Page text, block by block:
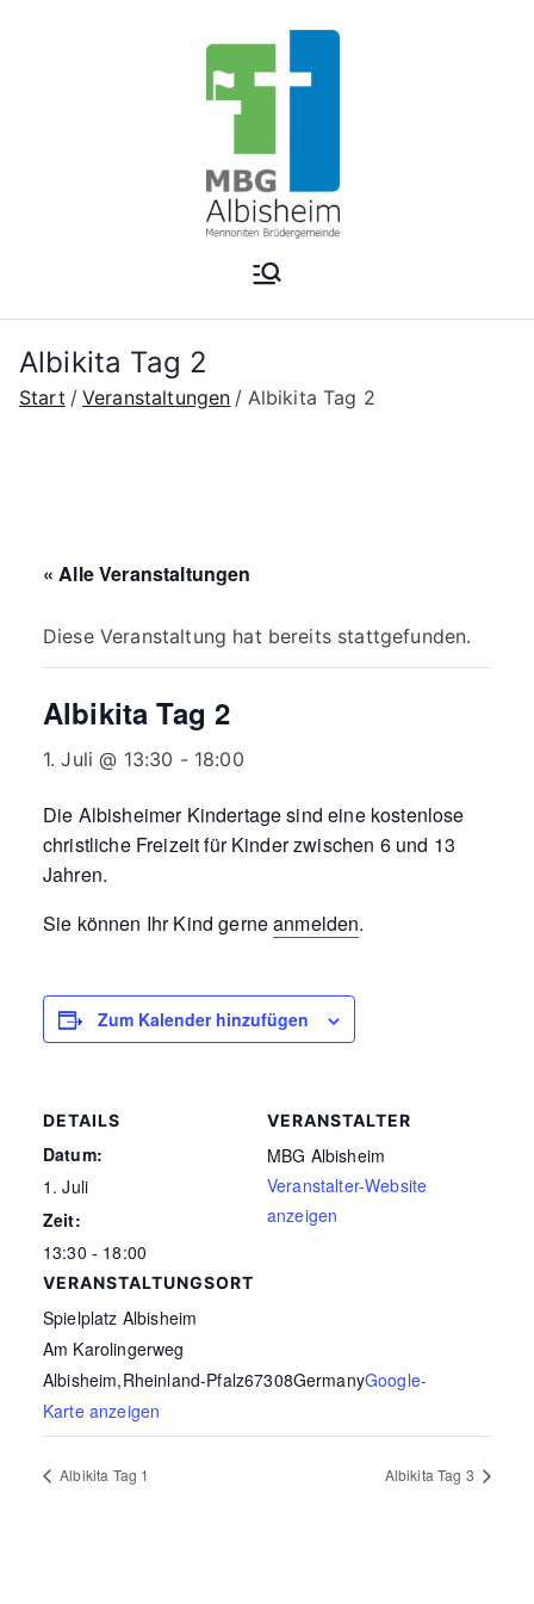
Mennonite
Brüdergem
Albikita Tag 2
Start Veranstaltungen Albikita Tag 2
« Alle Veranstaltungen
Diese Veranstaltung hat bereits stattgefunden.
Albikita Tag 2
1. Juli @ 13:30 - 18:00
Die Albisheimer Kindertage sind eine kostenlose
christliche Freizeit für Kinder zwischen 6 und 13
Jahren.
Sie können Ihr Kind gerneanmelden.
Zum Kalender hinzufügen
DETAILS
Datum:
1. Juli
Zeit:
13:30 - 18:00
VERANSTALTUNGSORT
Spielplatz Albisheim
Am Karolingerweg
Albisheim,Rheinland-Pfalz67308GermanyGoogle-
Karte anzeigen
VERANSTALTER
MBG Albisheim
Veranstalter-Website
anzeigen
Albikita Tag 1 Albikita Tag 3